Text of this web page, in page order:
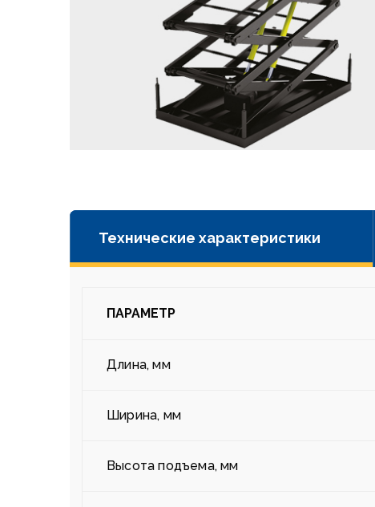
Технические характеристики
ПАРАМЕТР
Длина, мм
Ширина, мм
Высота подъема, мм